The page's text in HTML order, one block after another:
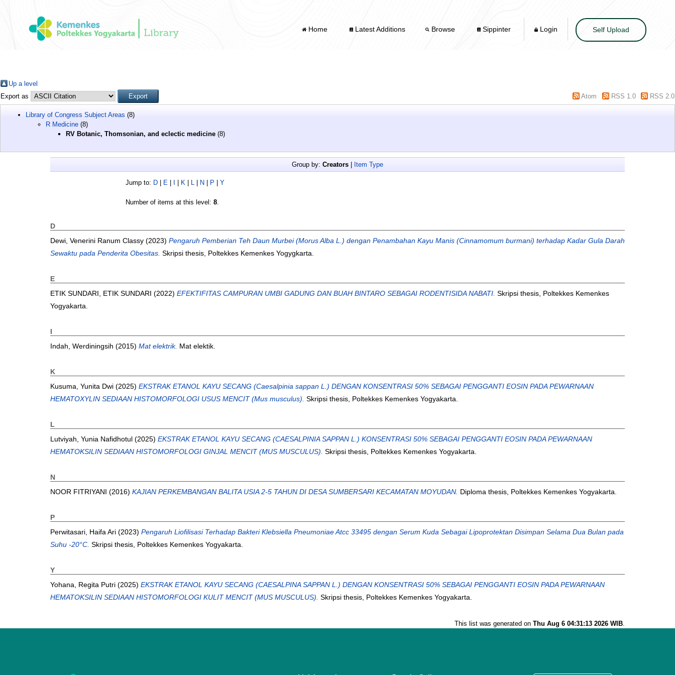
Home Latest Additions Browse Sippinter Login Self Upload
Up a level
Export as
Atom RSS 1.0 RSS 2.0
Library of Congress Subject Areas (8)
R Medicine (8)
RV Botanic, Thomsonian, and eclectic medicine (8)
Group by: Creators Item Type
Jump to: D E K L N P Y
Number of items at this level: 8.
D
Dewi, Venerini Ranum Classy (2023) Pengaruh Pemberian Teh Daun Murbei (Morus Alba L.) dengan Penambahan Kayu Manis (Cinnamomum burmani) terhadap Kadar Gula Darah
Sewaktu pada Penderita Obesitas. Skripsi thesis, Poltekkes Kemenkes Yogygkarta.
E
ETIK SUNDARI, ETIK SUNDARI (2022) EFEKTIFITAS CAMPURAN UMBI GADUNG DAN BUAH BINTARO SEBAGAI RODENTISIDA NABATI. Skripsi thesis, Poltekkes Kemenkes
Yogyakarta.
I
Indah, Werdiningsih (2015) Mat elektrik. Mat elektik.
K
Kusuma, Yunita Dwi (2025) EKSTRAK ETANOL KAYU SECANG (Caesalpinia sappan L.) DENGAN KONSENTRASI 50% SEBAGAI PENGGANTI EOSIN PADA PEWARNAAN
HEMATOXYLIN SEDIAAN HISTOMORFOLOGI USUS MENCIT (Mus musculus). Skripsi thesis, Poltekkes Kemenkes Yogyakarta.
L
Lutviyah, Yunia Nafidhotul (2025) EKSTRAK ETANOL KAYU SECANG (CAESALPINIA SAPPAN L.) KONSENTRASI 50% SEBAGAI PENGGANTI EOSIN PADA PEWARNAAN
HEMATOKSILIN SEDIAAN HISTOMORFOLOGI GINJAL MENCIT (MUS MUSCULUS). Skripsi thesis, Poltekkes Kemenkes Yogyakarta.
N
NOOR FITRIYANI (2016) KAJIAN PERKEMBANGAN BALITA USIA 2-5 TAHUN DI DESA SUMBERSARI KECAMATAN MOYUDAN. Diploma thesis, Poltekkes Kemenkes Yogyakarta.
P
Perwitasari, Haifa Ari (2023) Pengaruh Liofilisasi Terhadap Bakteri Klebsiella Pneumoniae Atcc 33495 dengan Serum Kuda Sebagai Lipoprotektan Disimpan Selama Dua Bulan pada
Suhu -20°C. Skripsi thesis, Poltekkes Kemenkes Yogyakarta.
Y
Yohana, Regita Putri (2025) EKSTRAK ETANOL KAYU SECANG (CAESALPINA SAPPAN L.) DENGAN KONSENTRASI 50% SEBAGAI PENGGANTI EOSIN PADA PEWARNAAN
HEMATOKSILIN SEDIAAN HISTOMORFOLOGI KULIT MENCIT (MUS MUSCULUS). Skripsi thesis, Poltekkes Kemenkes Yogyakarta.
This list was generated on Thu Aug 6 04:31:13 2026 WIB.